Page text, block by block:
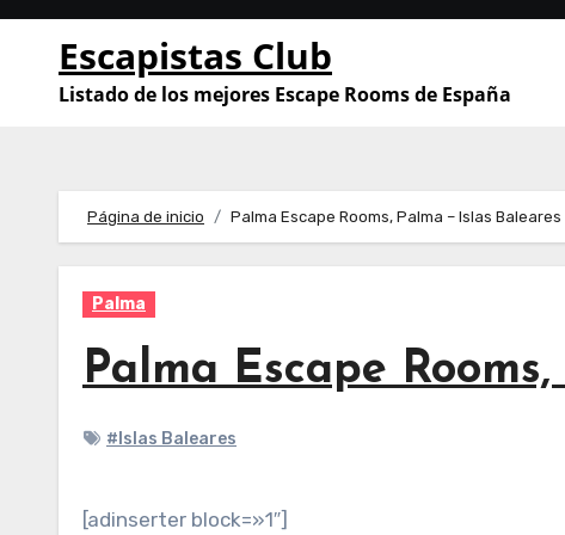
Saltar
contenido
Escapistas Club
Listado de los mejores Escape Rooms de España
Página de inicio Palma Escape Rooms, Palma – Islas Baleares
Palma
Palma Escape
#Islas Baleares
[adinserter block=»1″]